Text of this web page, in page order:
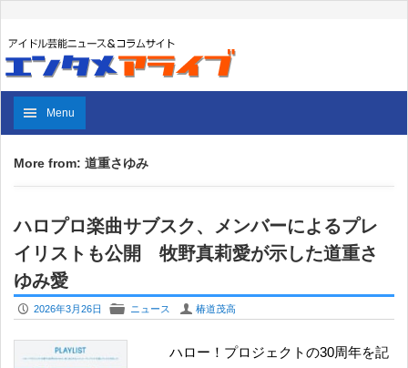
Menu
More from: 道重さゆみ
ハロプロ楽曲サブスク、メンバーによるプレ
イリストも公開 牧野真莉愛が示した道重さ
ゆみ愛
P 2026年3月26日 F ニュース U 椿道茂高
ハロー！プロジェクトの30周年を記